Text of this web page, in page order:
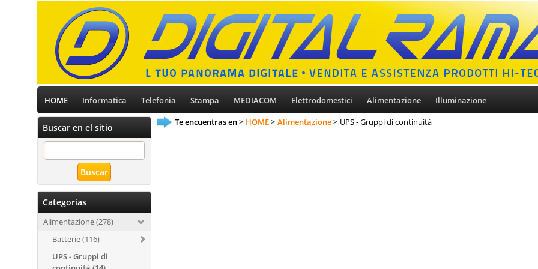
HOME Informatica Telefonia Stampa MEDIACOM Elettrodomestici Alimentazione Illuminazione
Buscar en el sitio
Categorías
Alimentazione (278)
Batterie (116)
UPS - Gruppi di
Te encuentras en HOME Alimentazione UPS - Gruppi di continuità